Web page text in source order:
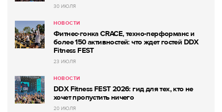
30 ИЮЛЯ
НОВОСТИ
Фитнес-гонка CRACE, техно-перформанс и
более 150 активностей: что ждет гостей DDX
Fitness FEST
23 ИЮЛЯ
НОВОСТИ
DDX Fitness FEST 2026: гид для тех, кто не
хочет пропустить ничего
20 ИЮЛЯ